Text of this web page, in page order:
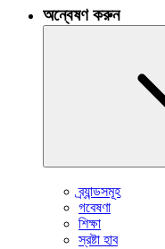
অন্বেষণ করুন
ব্র্যান্ডসমূহ
গবেষণা
শিক্ষা
স্রষ্টা হাব